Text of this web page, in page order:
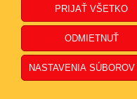
IČ
© 2023 PAPYRUS